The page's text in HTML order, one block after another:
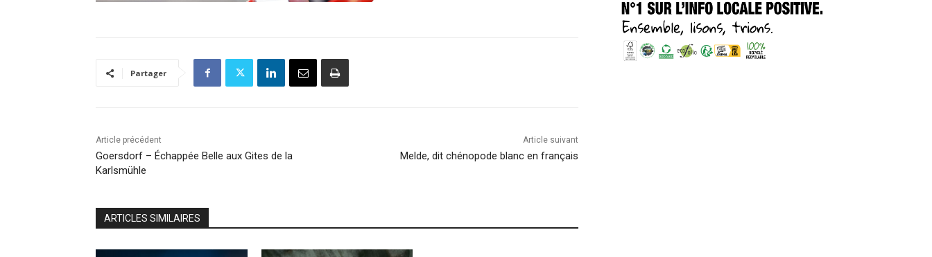
Partager
Article précédent
Goersdorf – Échappée Belle aux Gites de la
Karlsmühle
Article suivant
Melde, dit chénopode blanc en français
ARTICLES SIMILAIRES